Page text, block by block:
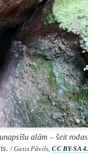
alām – šeit rodas
/ Gatis Pāvils,CC BY-SA